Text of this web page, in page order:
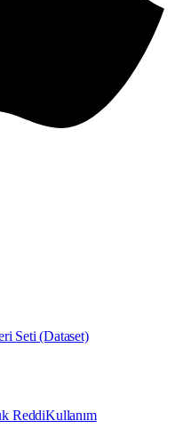
Seti (Dataset)
ReddiKullanım